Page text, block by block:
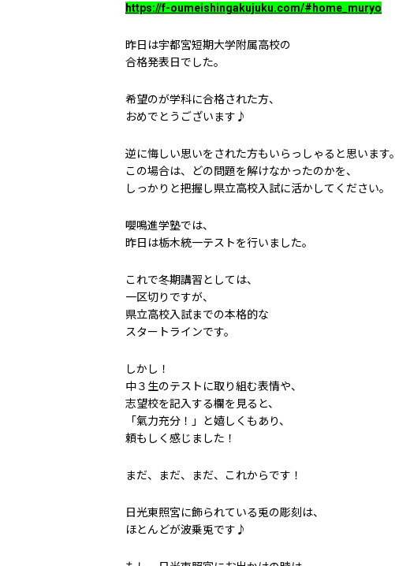
https://f-oumeishingakujuku.com/#home_muryo
昨日は宇都宮短期大学附属高校の
合格発表日でした。
希望のが学科に合格された方、
おめでとうございます♪
逆に悔しい思いをされた方もいらっしゃると思います。
この場合は、どの問題を解けなかったのかを、
しっかりと把握し県立高校入試に活かしてください。
嚶鳴進学塾では、
昨日は栃木統一テストを行いました。
これで冬期講習としては、
一区切りですが、
県立高校入試までの本格的な
スタートラインです。
しかし！
中３生のテストに取り組む表情や、
志望校を記入する欄を見ると、
「氣力充分！」と嬉しくもあり、
頼もしく感じました！
まだ、まだ、まだ、これからです！
日光東照宮に飾られている兎の彫刻は、
ほとんどが波乗兎です♪